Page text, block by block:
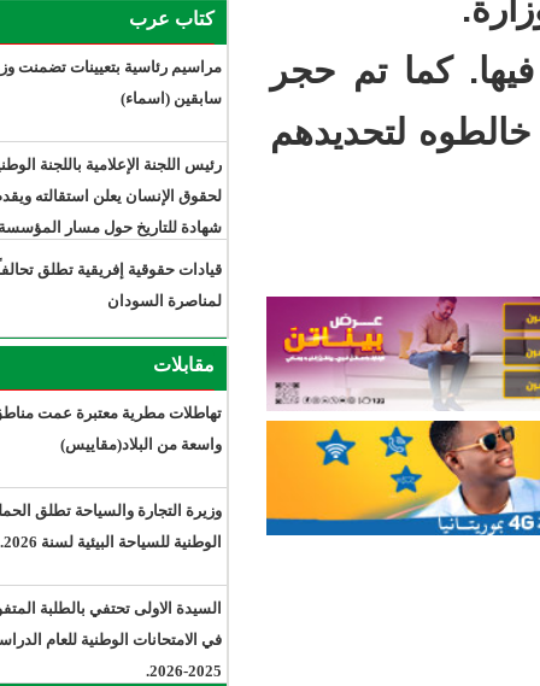
حجر
مراسيم رئاسية بتعيينات تضمنت وزراء
سابقين (اسماء)
رئيس اللجنة الإعلامية باللجنة الوطنية
لحقوق الإنسان يعلن استقالته ويقدم
شهادة للتاريخ حول مسار المؤسسة
قيادات حقوقية إفريقية تطلق تحالفاً
لمناصرة السودان
مقابلات
تهاطلات مطرية معتبرة عمت مناطق
واسعة من البلاد(مقاييس)
وزيرة التجارة والسياحة تطلق الحملة
الوطنية للسياحة البيئية لسنة 2026.
السيدة الاولى تحتفي بالطلبة المتفوقين
في الامتحانات الوطنية للعام الدراسي